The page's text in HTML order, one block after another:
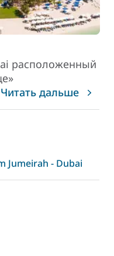
расположенный
Читать дальше
Jumeirah - Dubai